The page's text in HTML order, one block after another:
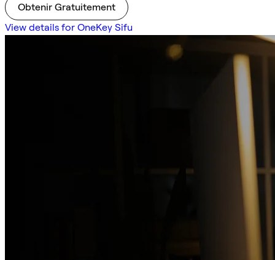
Obtenir Gratuitement
View details for OneKey Sifu